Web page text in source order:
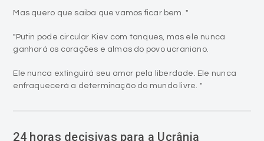
Mas quero que saiba que vamos ficar bem. "
"Putin pode circular Kiev com tanques, mas ele nunca
ganhará os corações e almas do povo ucraniano.
Ele nunca extinguirá seu amor pela liberdade. Ele nunca
enfraquecerá a determinação do mundo livre. "
24 horas decisivas para a Ucrânia